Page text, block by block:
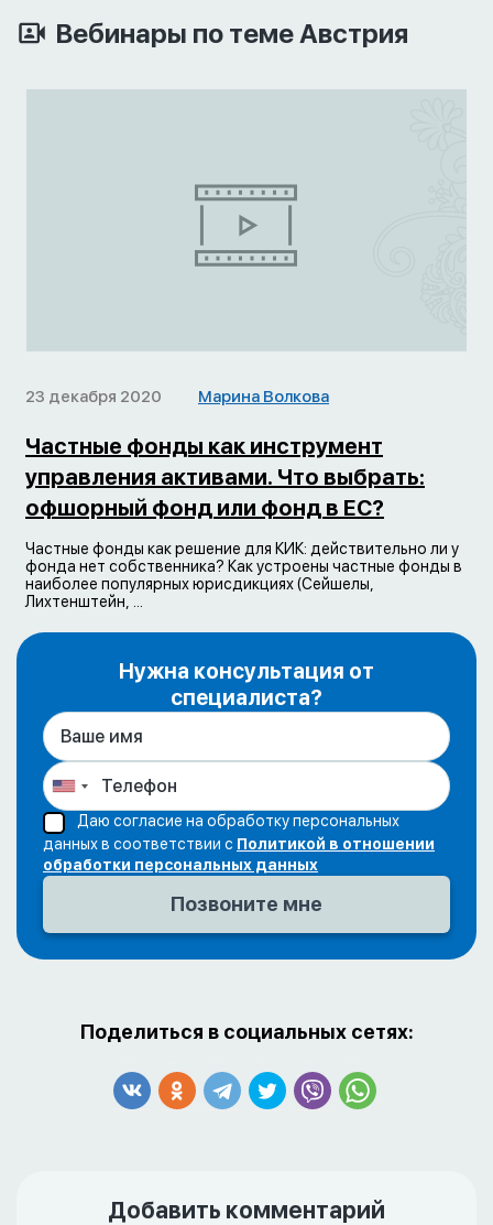
Вебинары по теме Австрия
23 декабря 2020 Марина Волкова
Частные фонды как инструмент
управления активами. Что выбрать:
офшорный фонд или фонд в ЕС?
Частные фонды как решение для КИК: действительно ли у
фонда нет собственника? Как устроены частные фонды в
наиболее популярных юрисдикциях (Сейшелы,
Лихтенштейн, ...
Нужна консультация от
специалиста?
Даю согласие на обработку персональных
данных в соответствии с Политикой в отношении
обработки персональных данных
Поделиться в социальных сетях:
Добавить комментарий